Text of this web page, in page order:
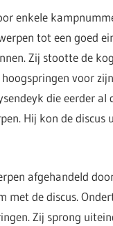
enkele
tot een goed
Zij stootte de
voor
die eerder
Hij kon de
afgehandeld
met de discus.
Zij sprong